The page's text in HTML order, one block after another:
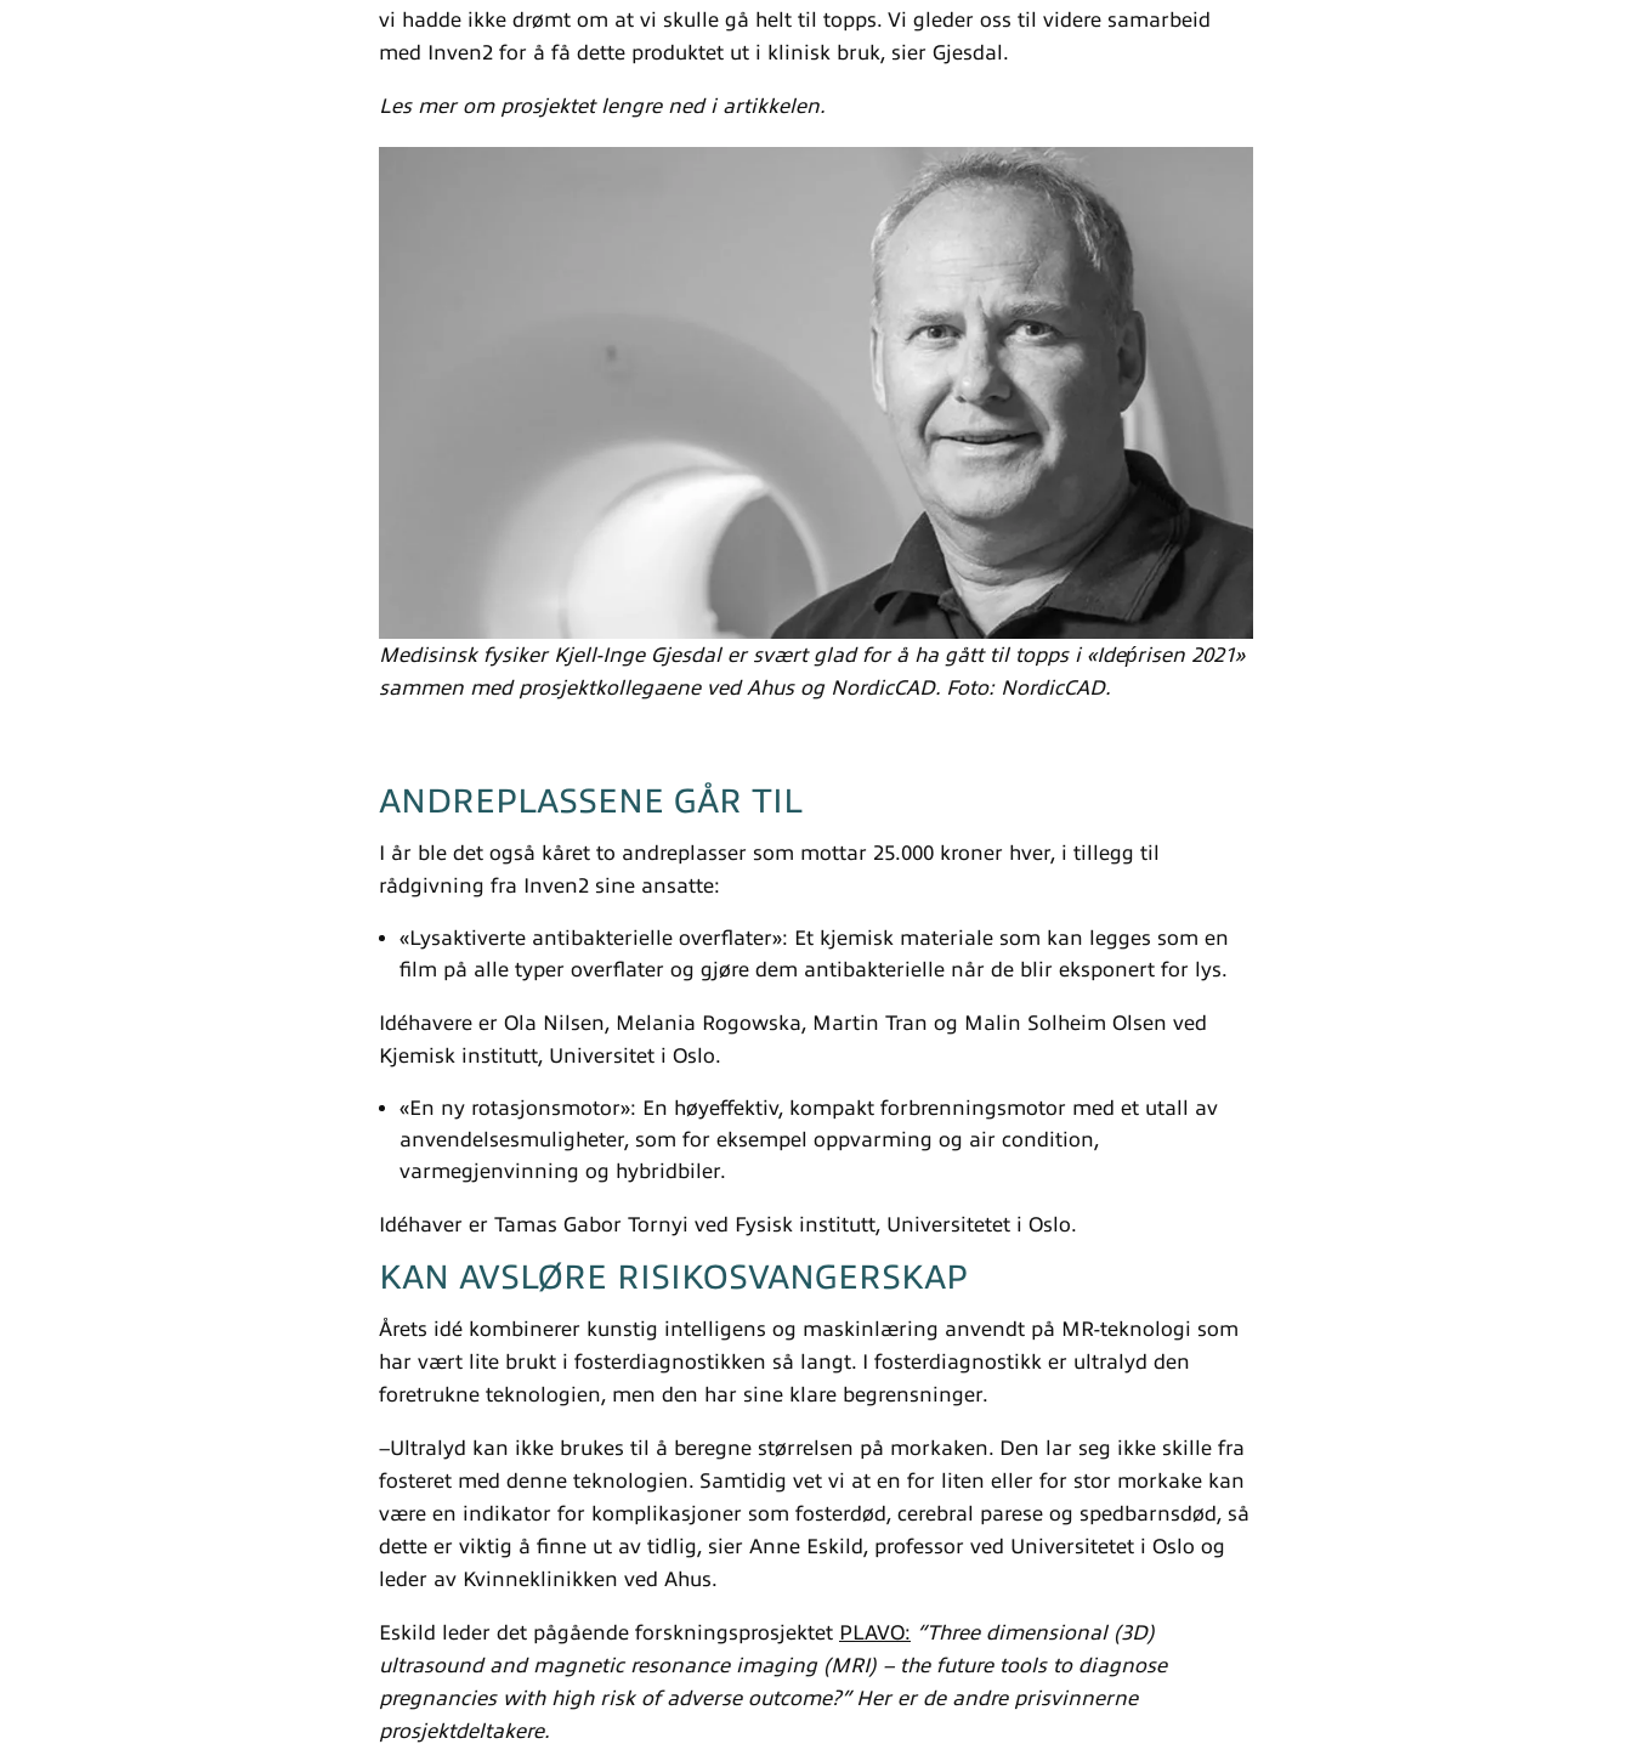
vi hadde ikke drømt om at vi skulle gå helt til topps. Vi gleder oss til videre samarbeid
med Inven2 for å få dette produktet ut i klinisk bruk, sier Gjesdal.
Les mer om prosjektet lengre ned i artikkelen.
Medisinsk fysiker Kjell-Inge Gjesdal er svært glad for å ha gått til topps i «Ideṕrisen 2021»
sammen med prosjektkollegaene ved Ahus og NordicCAD. Foto: NordicCAD.
ANDREPLASSENE GÅR TIL
I år ble det også kåret to andreplasser som mottar 25.000 kroner hver, i tillegg til
rådgivning fra Inven2 sine ansatte:
«Lysaktiverte antibakterielle overflater»: Et kjemisk materiale som kan legges som en
film på alle typer overflater og gjøre dem antibakterielle når de blir eksponert for lys.
Idéhavere er Ola Nilsen, Melania Rogowska, Martin Tran og Malin Solheim Olsen ved
Kjemisk institutt, Universitet i Oslo.
«En ny rotasjonsmotor»: En høyeffektiv, kompakt forbrenningsmotor med et utall av
anvendelsesmuligheter, som for eksempel oppvarming og air condition,
varmegjenvinning og hybridbiler.
Idéhaver er Tamas Gabor Tornyi ved Fysisk institutt, Universitetet i Oslo.
KAN AVSLØRE RISIKOSVANGERSKAP
Årets idé kombinerer kunstig intelligens og maskinlæring anvendt på MR-teknologi som
har vært lite brukt i fosterdiagnostikken så langt. I fosterdiagnostikk er ultralyd den
foretrukne teknologien, men den har sine klare begrensninger.
–Ultralyd kan ikke brukes til å beregne størrelsen på morkaken. Den lar seg ikke skille fra
fosteret med denne teknologien. Samtidig vet vi at en for liten eller for stor morkake kan
være en indikator for komplikasjoner som fosterdød, cerebral parese og spedbarnsdød, så
dette er viktig å finne ut av tidlig, sier Anne Eskild, professor ved Universitetet i Oslo og
leder av Kvinneklinikken ved Ahus.
Eskild leder det pågående forskningsprosjektet PLAVO: “Three dimensional (3D)
ultrasound and magnetic resonance imaging (MRI) – the future tools to diagnose
pregnancies with high risk of adverse outcome?” Her er de andre prisvinnerne
prosjektdeltakere.